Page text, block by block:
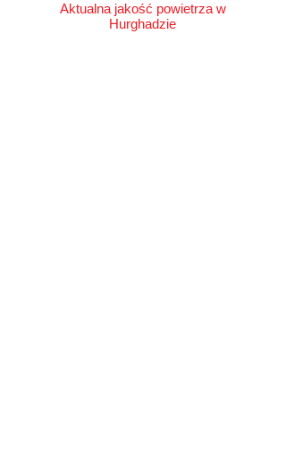
Aktualna jakość powietrza w
Hurghadzie